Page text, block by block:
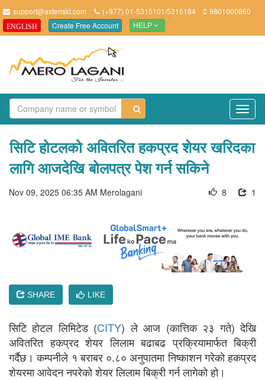
support@asteriskt.com (+977) 01-5315101/5315184 9801000860
ENGLISH Create Free Account HELP
सिटि होटलको अवितरित हकप्रद शेयर खरिदका
लागि आजदेखि बोलपत्र पेश गर्न सकिने
Nov 09, 2025 06:35 AM Merolagani 1
8
SHARE LIKE
सिटि होटल लिमिटेड (CITY) ले आज (कात्तिक २३ गते) देखि
अवितरित हकप्रद शेयर लिलाम बढाबढ प्रक्रियामार्फत बिक्री
गर्दैछ। कम्पनीले १ बराबर ०.८० अनुपातमा निष्काशन गरेको हकप्रद
शेयरमा आवेदन नपरेको शेयर लिलाम बिक्री गर्न लागेको हो।